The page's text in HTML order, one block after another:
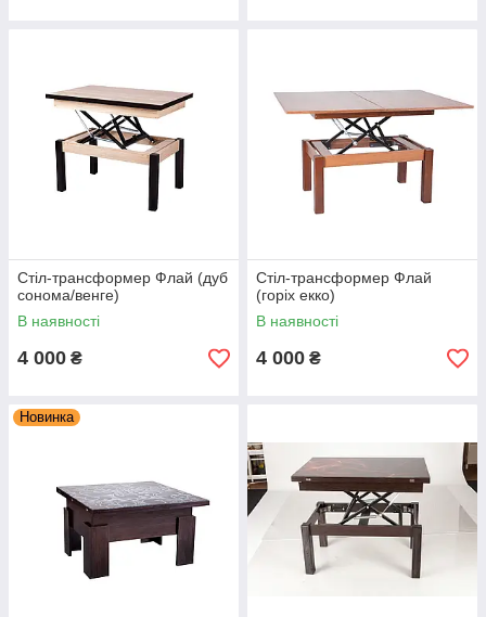
Стіл-трансформер Флай (дуб
сонома/венге)
В наявності
4 000 ₴
Стіл-трансформер Флай
(горіх екко)
В наявності
4 000 ₴
Новинка